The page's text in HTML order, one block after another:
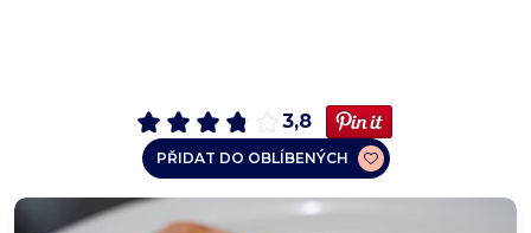
3,8
PŘIDAT DO OBLÍBENÝCH